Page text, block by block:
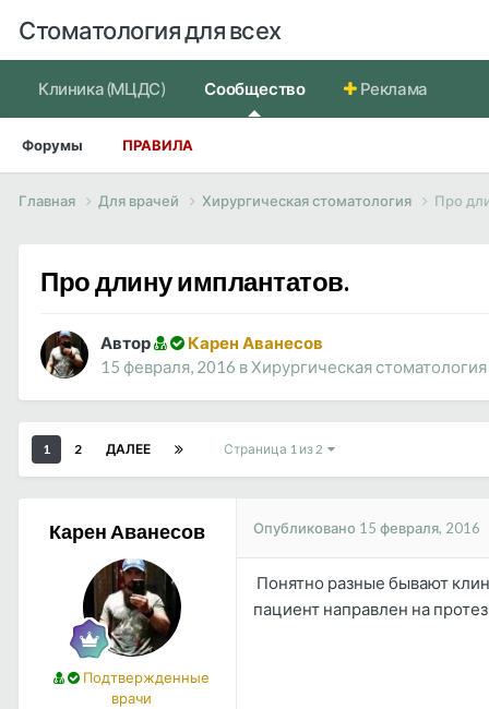
Стоматология для всех
Клиника (МЦДС) Сообщество
Форумы ПРАВИЛА
Реклама
Главная Для врачей Хирургическая стоматология Про
Про длину имплантатов.
Автор
Карен Аванесов
15 февраля, 2016 вХирургическая стоматология
1 2 ДАЛЕЕ Страница 1 из 2
Карен Аванесов
Подтвержденные
врачи
Опубликовано 15 февраля, 2016
Понятно разные бывают
пациент направлен на